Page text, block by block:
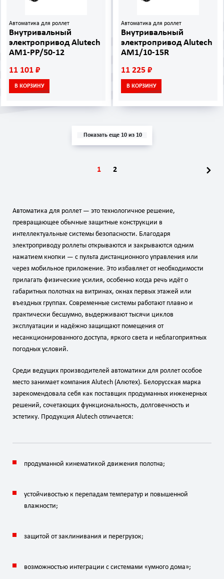
Автоматика для роллет
Внутривальный
электропривод Alutech
AM1-PP/50-12
11 101 ₽
В КОРЗИНУ
Автоматика для роллет
Внутривальный
электропривод Alutech
AM1/10-15R
11 225 ₽
В КОРЗИНУ
Показать еще 10 из 10
1 2
Автоматика для роллет — это технологичное решение,
превращающее обычные защитные конструкции в
интеллектуальные системы безопасности. Благодаря
электроприводу роллеты открываются и закрываются одним
нажатием кнопки — с пульта дистанционного управления или
через мобильное приложение. Это избавляет от необходимости
прилагать физические усилия, особенно когда речь идёт о
габаритных полотнах на витринах, окнах первых этажей или
въездных группах. Современные системы работают плавно и
практически бесшумно, выдерживают тысячи циклов
эксплуатации и надёжно защищают помещения от
несанкционированного доступа, яркого света и неблагоприятных
погодных условий.
Среди ведущих производителей автоматики для роллет особое
место занимает компания Alutech (Алютех). Белорусская марка
зарекомендовала себя как поставщик продуманных инженерных
решений, сочетающих функциональность, долговечность и
эстетику. Продукция Alutech отличается:
продуманной кинематикой движения полотна;
устойчивостью к перепадам температур и повышенной
влажности;
защитой от заклинивания и перегрузок;
возможностью интеграции с системами «умного дома»;